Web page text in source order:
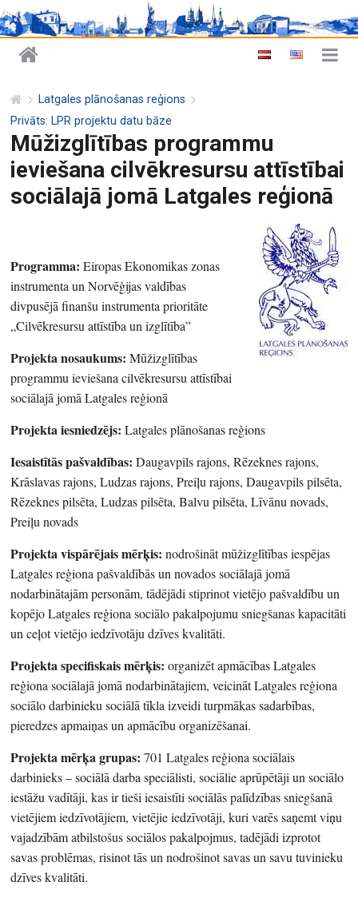
Latgales plānošanas reģions
Privāts: LPR projektu datu bāze
Mūžizglītības programmu
ieviešana cilvēkresursu attīstībai
sociālajā jomā Latgales reģionā
Programma: Eiropas Ekonomikas zonas
instrumenta un Norvēģijas valdības
divpusējā finanšu instrumenta prioritāte
„Cilvēkresursu attīstība un izglītība”
Projekta nosaukums: Mūžizglītības
programmu ieviešana cilvēkresursu attīstībai
sociālajā jomā Latgales reģionā
Projekta iesniedzējs: Latgales plānošanas reģions
Iesaistītās pašvaldības: Daugavpils rajons, Rēzeknes rajons,
Krāslavas rajons, Ludzas rajons, Preiļu rajons, Daugavpils pilsēta,
Rēzeknes pilsēta, Ludzas pilsēta, Balvu pilsēta, Līvānu novads,
Preiļu novads
Projekta vispārējais mērķis: nodrošināt mūžizglītības iespējas
Latgales reģiona pašvaldībās un novados sociālajā jomā
nodarbinātajām personām, tādējādi stiprinot vietējo pašvaldību un
kopējo Latgales reģiona sociālo pakalpojumu sniegšanas kapacitāti
un ceļot vietējo iedzīvotāju dzīves kvalitāti.
Projekta specifiskais mērķis: organizēt apmācības Latgales
reģiona sociālajā jomā nodarbinātajiem, veicināt Latgales reģiona
sociālo darbinieku sociālā tīkla izveidi turpmākas sadarbības,
pieredzes apmaiņas un apmācību organizēšanai.
Projekta mērķa grupas: 701 Latgales reģiona sociālais
darbinieks – sociālā darba speciālisti, sociālie aprūpētāji un sociālo
iestāžu vadītāji, kas ir tieši iesaistīti sociālās palīdzības sniegšanā
vietējiem iedzīvotājiem, vietējie iedzīvotāji, kuri varēs saņemt viņu
vajadzībām atbilstošus sociālos pakalpojmus, tadējādi izprotot
savas problēmas, risinot tās un nodrošinot savas un savu tuvinieku
dzīves kvalitāti.